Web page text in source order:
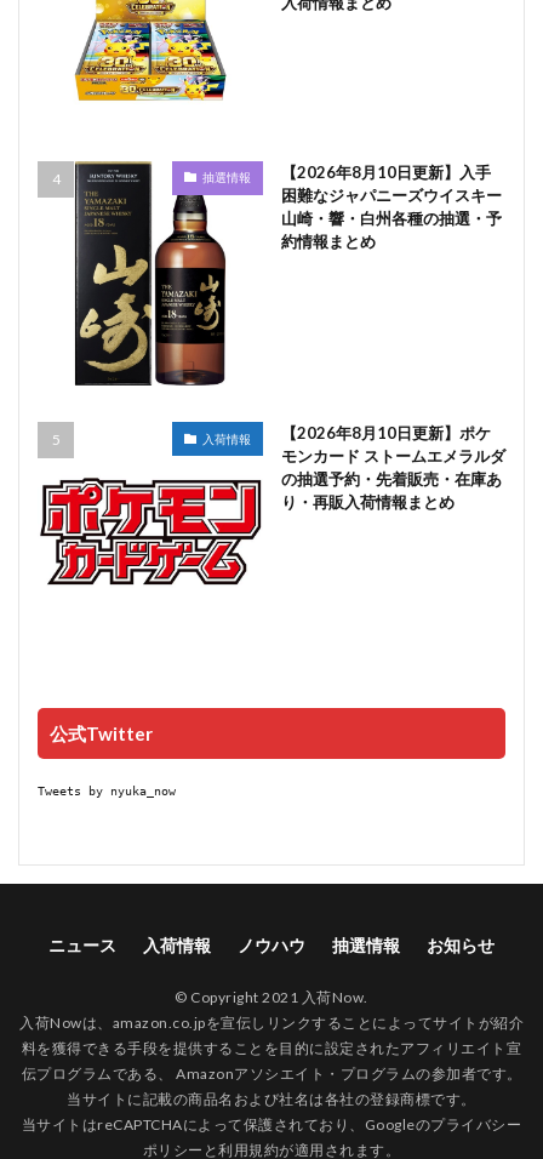
抽選情報
【2026年8月10日更新】入手
困難なジャパニーズウイスキー
山崎・響・白州各種の抽選・予
約情報まとめ
入荷情報
【2026年8月10日更新】ポケ
モンカード ストームエメラルダ
の抽選予約・先着販売・在庫あ
り・再販入荷情報まとめ
公式Twitter
Tweets by nyuka_now
ニュース 入荷情報 ノウハウ 抽選情報 お知らせ
© Copyright 2021 入荷Now.
入荷Nowは、amazon.co.jpを宣伝しリンクすることによってサイトが紹介
料を獲得できる手段を提供することを目的に設定されたアフィリエイト宣
伝プログラムである、 Amazonアソシエイト・プログラムの参加者です。
当サイトに記載の商品名および社名は各社の登録商標です。
当サイトはreCAPTCHAによって保護されており、Googleのプライバシー
ポリシー と利用規約が適用されます。